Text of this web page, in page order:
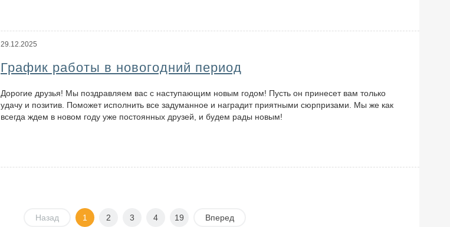
29.12.2025
График работы в новогодний период
Дорогие друзья! Мы поздравляем вас с наступающим новым годом! Пусть он принесет вам только
удачу и позитив. Поможет исполнить все задуманное и наградит приятными сюрпризами. Мы же как
всегда ждем в новом году уже постоянных друзей, и будем рады новым!
Назад 1 2 3 4 19 Вперед